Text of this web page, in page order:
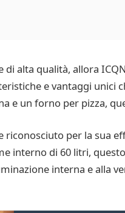
alta qualità, allora
e vantaggi unici
e un forno per pizza,
per la sua
interno di 60 litri,
interna e alla